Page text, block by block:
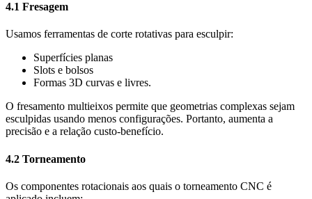
4.1 Fresagem
Usamos ferramentas de corte rotativas para esculpir:
Superfícies planas
Slots e bolsos
Formas 3D curvas e livres.
O fresamento multieixos permite que geometrias complexas sejam
esculpidas usando menos configurações. Portanto, aumenta a
precisão e a relação custo-benefício.
4.2 Torneamento
Os componentes rotacionais aos quais o torneamento CNC é